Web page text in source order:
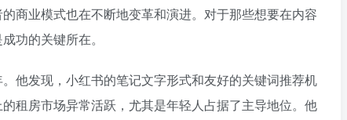
商业模式也在不断地变革和演进。对于那些想要在内容
功的关键所在。
他发现，小红书的笔记文字形式和友好的关键词推荐机
租房市场异常活跃，尤其是年轻人占据了主导地位。他